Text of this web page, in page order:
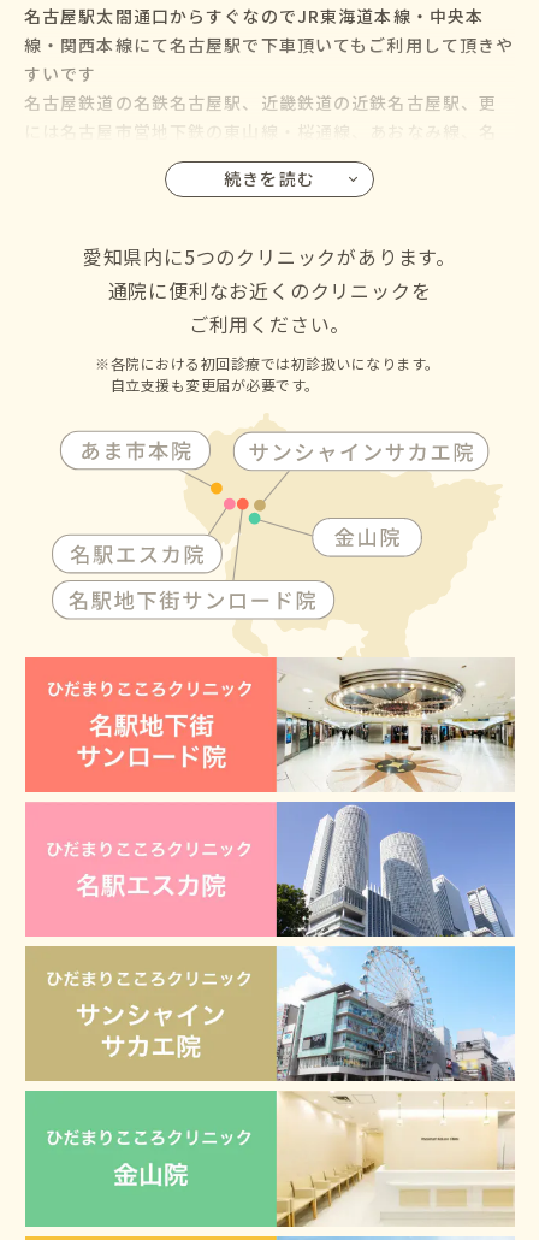
名古屋駅太閤通口からすぐなのでJR東海道本線・中央本
線・関西本線にて名古屋駅で下車頂いてもご利用して頂きや
すいです
名古屋鉄道の名鉄名古屋駅、近畿鉄道の近鉄名古屋駅、更
には名古屋市営地下鉄の東山線・桜通線、あおなみ線、名
鉄バス・名古屋市営バスも名古屋駅に乗り入れているので、
名古屋市の千種区・東区・北区・西区・中村区・中区・昭
区・名東区・天白区にお住いの方からも通院して頂けます
続きを読む
愛知県内に5つのクリニックがあります。
通院に便利なお近くのクリニックを
ご利用ください。
各院における初回診療では初診扱いになります。
自立支援も変更届が必要です。